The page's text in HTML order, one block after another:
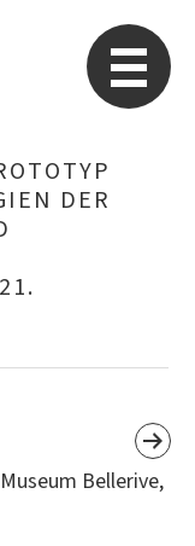
DER
Bellerive,